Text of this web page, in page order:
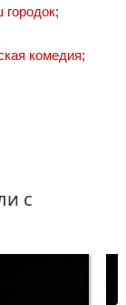
;
комедия;
с